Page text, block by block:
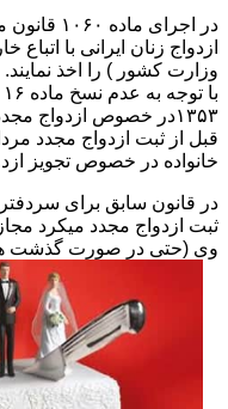
در اجرای
ازدواج زنان ایرانی با
وزارت کشور ) را اخذ نمایند.
۱۳۵۳در خصوص ازدواج
قبل از ثبت ازدواج مجدد
خانواده در خصوص تجویز
در قانون سابق برای
ثبت ازدواج مجدد میکرد
وی (حتی در صورت گذشت